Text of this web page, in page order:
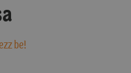
be!